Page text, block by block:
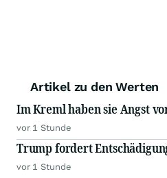
Artikel zu den Werten
Im Kreml haben sie Angst
vor 1 Stunde
Trump fordert
vor 1 Stunde